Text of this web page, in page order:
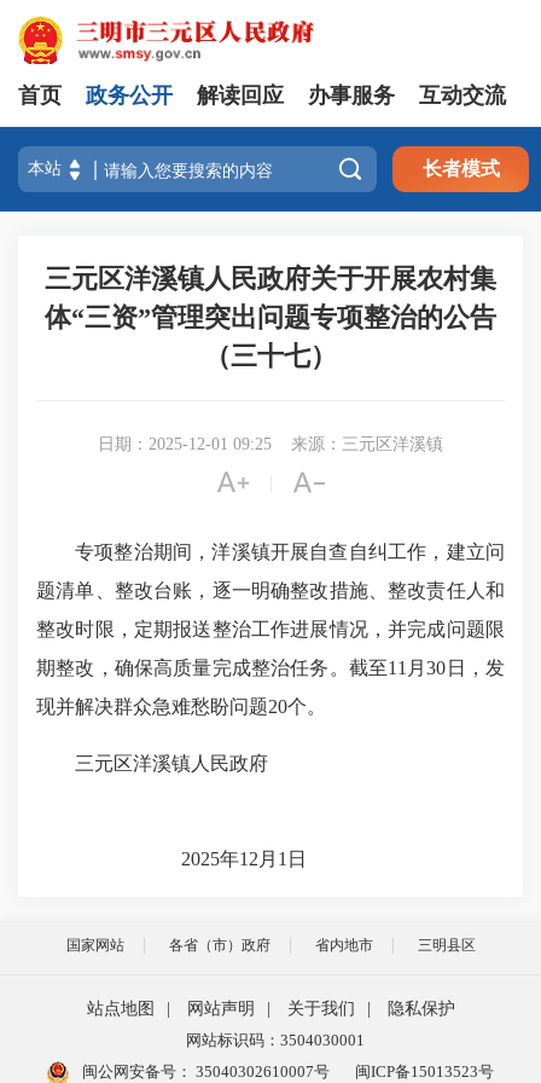
首页 政务公开 解读回应 办事服务 互动交流
 长者模式
三元区洋溪镇人民政府关于开展农村集
体“三资”管理突出问题专项整治的公告
（三十七）
日期：2025-12-01 09:25 来源：三元区洋溪镇
 
专项整治期间，洋溪镇开展自查自纠工作，建立问
题清单、整改台账，逐一明确整改措施、整改责任人和
整改时限，定期报送整治工作进展情况，并完成问题限
期整改，确保高质量完成整治任务。截至11月30日，发
现并解决群众急难愁盼问题20个。
三元区洋溪镇人民政府
2025年12月1日
国家网站 各省（市）政府 省内地市 三明县区
站点地图 网站声明 关于我们
隐私保护
网站标识码：3504030001
闽公网安备号： 35040302610007号 闽ICP备15013523号